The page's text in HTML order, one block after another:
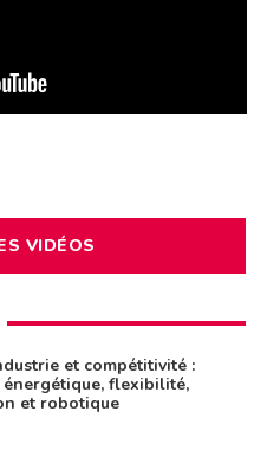
VIDÉOS
et compétitivité :
flexibilité,
et robotique